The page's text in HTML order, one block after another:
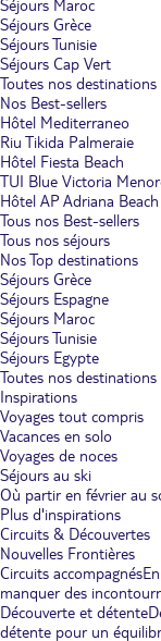
Séjours Maroc
Séjours Grèce
Séjours Tunisie
Séjours Cap Vert
Toutes nos destinations
Nos Best-sellers
Hôtel Mediterraneo
Riu Tikida Palmeraie
Hôtel Fiesta Beach
TUI Blue Victoria
Hôtel AP Adriana
Tous nos Best-sellers
Tous nos séjours
Nos Top destinations
Séjours Grèce
Séjours Espagne
Séjours Maroc
Séjours Tunisie
Séjours Egypte
Toutes nos destinations
Inspirations
Voyages tout compris
Vacances en solo
Voyages de noces
Séjours au ski
Où partir en février au
Plus d'inspirations
Circuits & Découvertes
Nouvelles Frontières
Circuits accompagnés
manquer des
Découverte et détente
détente pour un